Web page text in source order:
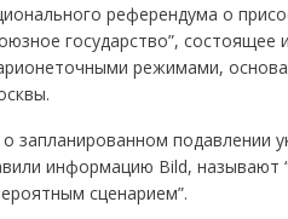
референдума о
государство”, состоящее
режимами,
запланированном подавлении
информацию Bild, называют
сценарием”.